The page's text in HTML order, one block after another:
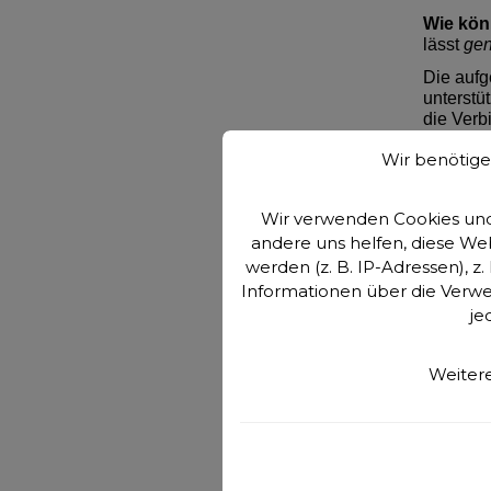
Wie
lässt
Die
die
Das
Die
Das
bewirkt
Für
Jahre
neben
Wir
Wir verwenden Cookies
andere uns helfen, diese
werden (z. B. IP-Adressen),
Informationen über die